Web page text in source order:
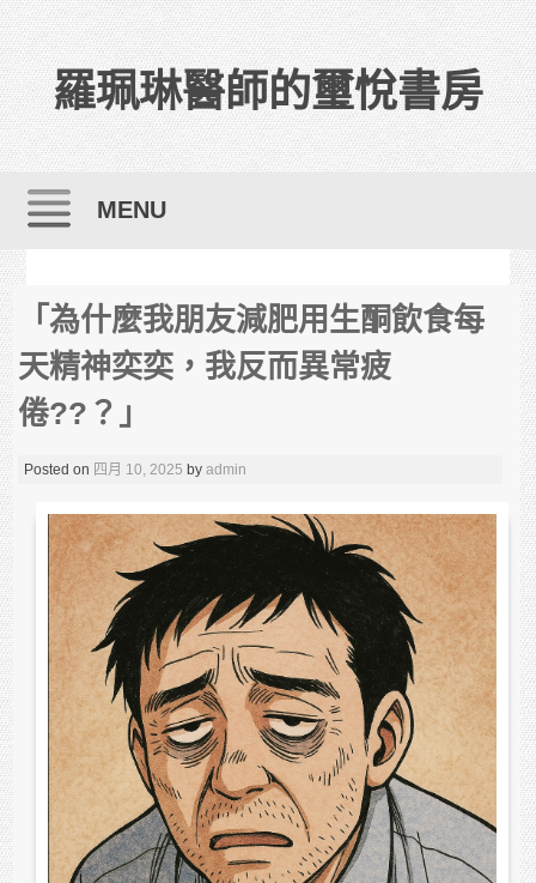
羅珮琳醫師的璽悅書房
MENU
「為什麼我朋友減肥用生酮飲食每
天精神奕奕，我反而異常疲
倦??？」
Posted on 四月 10, 2025 byadmin